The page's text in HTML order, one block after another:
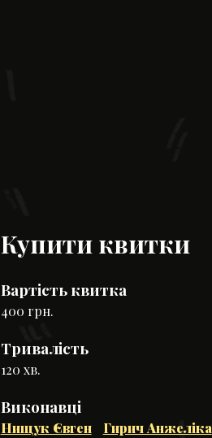
Купити квитки
Вартість квитка
400 грн.
Тривалість
120 хв.
Виконавці
Нищук Євген
Гирич Анжеліка